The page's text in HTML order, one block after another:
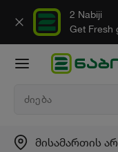
2 Nabiji
Get Fresh
მისამართის